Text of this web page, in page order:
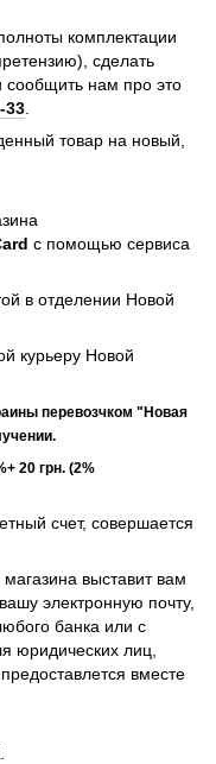
комплектации
сделать
нам про это
33
товар на новый,
с помощью сервиса
в отделении Новой
курьеру Новой
перевозчком "Новая
20 грн. (2%
счет, совершается
выставит вам
электронную почту,
банка или с
юридических лиц,
вместе